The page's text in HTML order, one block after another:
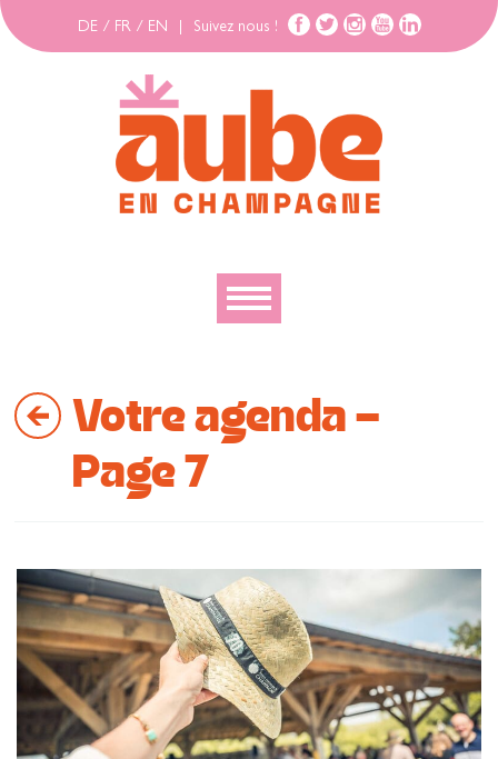
DE / FR / EN Suivez nous !
Explorer
Bouger
Se loger
S’inspirer
Votre agenda -
Page 7